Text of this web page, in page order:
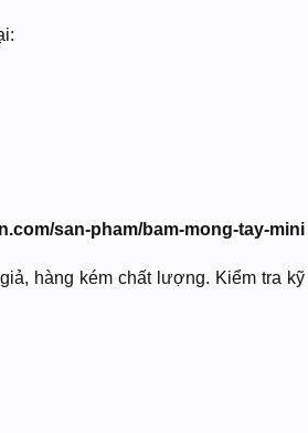
san-pham/bam-mong-tay-mini
hàng kém chất lượng. Kiểm tra